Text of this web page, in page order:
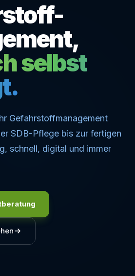
selbst
Gefahrstoffmanagement
SDB-Pflege bis zur fertigen
schnell, digital und immer